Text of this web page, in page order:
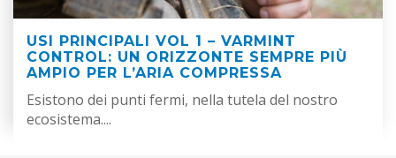
USI PRINCIPALI VOL 1 – VARMINT
CONTROL: UN ORIZZONTE SEMPRE PIÙ
AMPIO PER L’ARIA COMPRESSA
Esistono dei punti fermi, nella tutela del nostro
ecosistema....